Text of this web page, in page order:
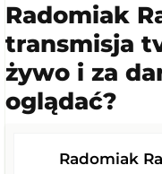
Radomiak
transmisja
żywo i za
oglądać?
Radomiak